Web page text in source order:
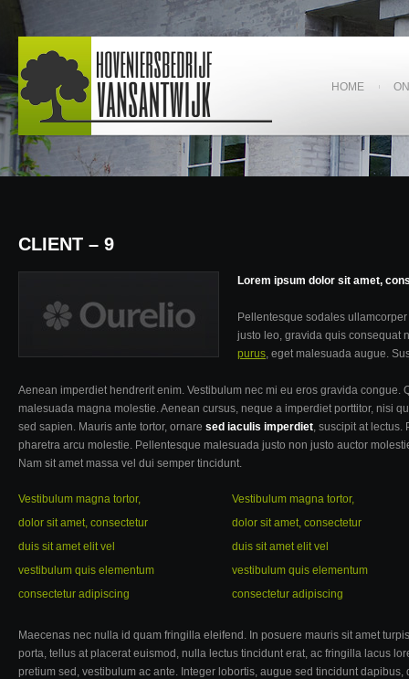
HOME
CLIENT – 9
Lorem ipsum dolor sit amet,
Pellentesque sodales
justo leo, gravida quis consequat
purus, eget malesuada augue.
Aenean imperdiet hendrerit enim. Vestibulum nec mi eu eros gravida congue.
malesuada magna molestie. Aenean cursus, neque a imperdiet porttitor, nisi
sed sapien. Mauris ante tortor, ornare sed iaculis imperdiet, suscipit at lectus.
pharetra arcu molestie. Pellentesque malesuada justo non justo auctor
Nam sit amet massa vel dui semper tincidunt.
Vestibulum magna tortor,
dolor sit amet, consectetur
duis sit amet elit vel
vestibulum quis elementum
consectetur adipiscing
Vestibulum magna tortor,
dolor sit amet, consectetur
duis sit amet elit vel
vestibulum quis elementum
consectetur adipiscing
Maecenas nec nulla id quam fringilla eleifend. In posuere mauris sit amet
porta, tellus at placerat euismod, nulla lectus tincidunt erat, ac fringilla lacus
pretium sed, vestibulum ac ante. Integer lobortis, augue sed tincidunt